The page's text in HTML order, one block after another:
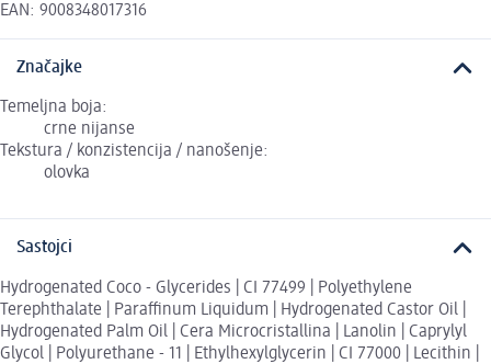
EAN: 9008348017316
Značajke
Temeljna boja:
crne nijanse
Tekstura / konzistencija / nanošenje:
olovka
Sastojci
Hydrogenated Coco - Glycerides | CI 77499 | Polyethylene
Terephthalate | Paraffinum Liquidum | Hydrogenated Castor Oil |
Hydrogenated Palm Oil | Cera Microcristallina | Lanolin | Caprylyl
Glycol | Polyurethane - 11 | Ethylhexylglycerin | CI 77000 | Lecithin |